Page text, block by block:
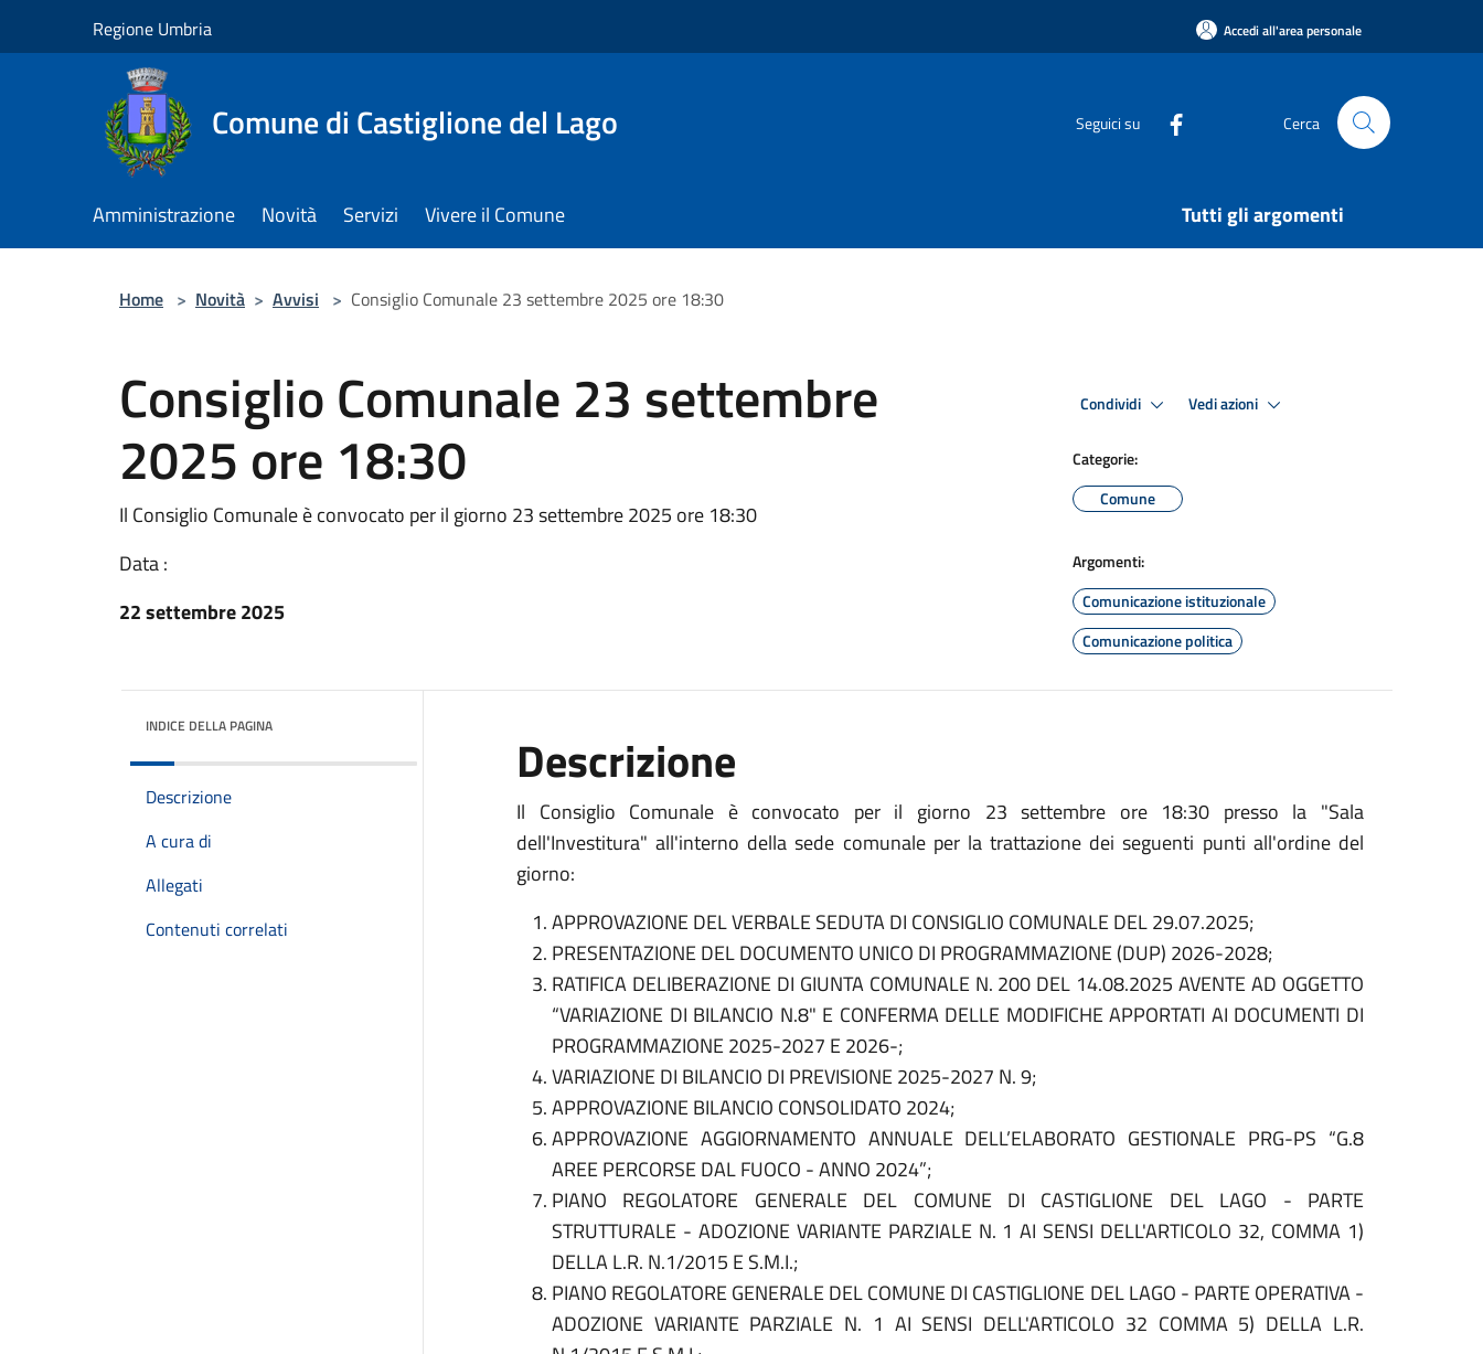
Regione Umbria Accedi all'area personale
Comune di Castiglione del Lago Seguici su Cerca
Amministrazione Novità Servizi Vivere il Comune Tutti gli argomenti
Home > Novità > Avvisi > Consiglio Comunale 23 settembre 2025 ore 18:30
Consiglio Comunale 23 settembre
2025 ore 18:30
Il Consiglio Comunale è convocato per il giorno 23 settembre 2025 ore 18:30
Data :
22 settembre 2025
Condividi Vedi azioni
Categorie:
Comune
Argomenti:
Comunicazione istituzionale
Comunicazione politica
INDICE DELLA PAGINA
Descrizione
A cura di
Allegati
Contenuti correlati
Descrizione
Il Consiglio Comunale è convocato per il giorno 23 settembre ore 18:30 presso la "Sala
dell'Investitura" all'interno della sede comunale per la trattazione dei seguenti punti all'ordine del
giorno:
APPROVAZIONE DEL VERBALE SEDUTA DI CONSIGLIO COMUNALE DEL 29.07.2025;
PRESENTAZIONE DEL DOCUMENTO UNICO DI PROGRAMMAZIONE (DUP) 2026-2028;
RATIFICA DELIBERAZIONE DI GIUNTA COMUNALE N. 200 DEL 14.08.2025 AVENTE AD OGGETTO
“VARIAZIONE DI BILANCIO N.8" E CONFERMA DELLE MODIFICHE APPORTATI AI DOCUMENTI DI
PROGRAMMAZIONE 2025-2027 E 2026-;
VARIAZIONE DI BILANCIO DI PREVISIONE 2025-2027 N. 9;
APPROVAZIONE BILANCIO CONSOLIDATO 2024;
APPROVAZIONE AGGIORNAMENTO ANNUALE DELL’ELABORATO GESTIONALE PRG-PS “G.8
AREE PERCORSE DAL FUOCO - ANNO 2024”;
PIANO REGOLATORE GENERALE DEL COMUNE DI CASTIGLIONE DEL LAGO - PARTE
STRUTTURALE - ADOZIONE VARIANTE PARZIALE N. 1 AI SENSI DELL'ARTICOLO 32, COMMA 1)
DELLA L.R. N.1/2015 E S.M.I.;
PIANO REGOLATORE GENERALE DEL COMUNE DI CASTIGLIONE DEL LAGO - PARTE OPERATIVA -
ADOZIONE VARIANTE PARZIALE N. 1 AI SENSI DELL'ARTICOLO 32 COMMA 5) DELLA L.R.